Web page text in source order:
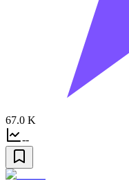
67.0 K
--